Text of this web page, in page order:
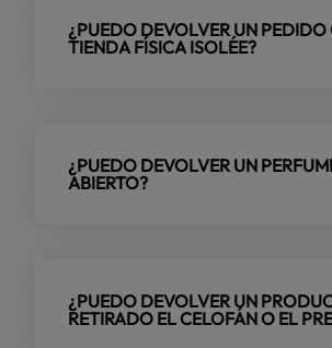
¿PUEDO DEVOLVER UN PEDIDO
TIENDA FÍSICA ISOLÉE?
¿PUEDO DEVOLVER UN
ABIERTO?
¿PUEDO DEVOLVER UN
RETIRADO EL CELOFÁN O EL